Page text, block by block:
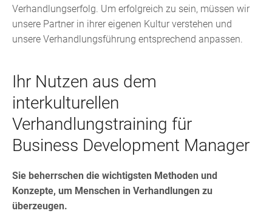
Verhandlungserfolg. Um erfolgreich zu sein, müssen wir
unsere Partner in ihrer eigenen Kultur verstehen und
unsere Verhandlungsführung entsprechend anpassen.
Ihr Nutzen aus dem
interkulturellen
Verhandlungstraining für
Business Development Manager
Sie beherrschen die wichtigsten Methoden und
Konzepte, um Menschen in Verhandlungen zu
überzeugen.